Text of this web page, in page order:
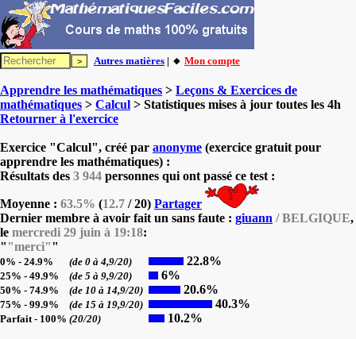
Autres matières | 🔸 Mon compte
Apprendre les mathématiques > Leçons & Exercices de
mathématiques > Calcul > Statistiques mises à jour toutes les 4h
Retourner à l'exercice
Exercice "Calcul", créé par anonyme (exercice gratuit pour
apprendre les mathématiques) :
Résultats des 3 944 personnes qui ont passé ce test :
Moyenne : 63.5% (12.7 / 20) Partager
Dernier membre à avoir fait un sans faute : giuann / BELGIQUE,
le mercredi 29 juin à 19:18:
" "merci""
0% - 24.9% (de 0 à 4,9/20) 22.8%
25% - 49.9% (de 5 à 9,9/20) 6%
50% - 74.9% (de 10 à 14,9/20) 20.6%
75% - 99.9% (de 15 à 19,9/20) 40.3%
Parfait - 100% (20/20) 10.2%